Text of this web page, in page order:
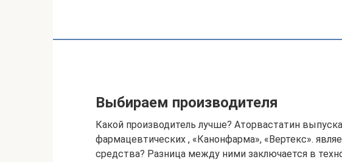
Выбираем производителя
Какой производитель лучше? Аторвастатин
фармацевтических , «Канонфарма», «Вертекс».
средства? Разница между ними заключается в